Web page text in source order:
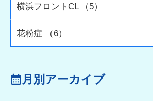
横浜フロントCL （5）
花粉症 （6）
月別アーカイブ